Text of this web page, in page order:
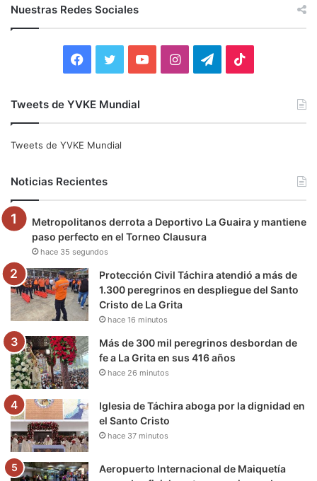
:
Nuestras Redes Sociales
e
o
o
k
t
e
r
b
e
I
g
r
m
r
a
k
Tweets de YVKE Mundial
Tweets de YVKE Mundial
Noticias Recientes
Metropolitanos derrota a Deportivo La Guaira y mantiene
paso perfecto en el Torneo Clausura
hace 35 segundos
Protección Civil Táchira atendió a más de
1.300 peregrinos en despliegue del Santo
Cristo de La Grita
hace 16 minutos
Más de 300 mil peregrinos desbordan de
fe a La Grita en sus 416 años
hace 26 minutos
Iglesia de Táchira aboga por la dignidad en
el Santo Cristo
hace 37 minutos
Aeropuerto Internacional de Maiquetía